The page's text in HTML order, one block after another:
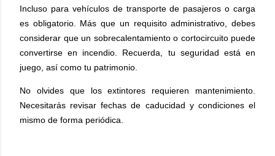
Incluso para vehículos de transporte de pasajeros o carga
es obligatorio. Más que un requisito administrativo, debes
considerar que un sobrecalentamiento o cortocircuito puede
convertirse en incendio. Recuerda, tu seguridad está en
juego, así como tu patrimonio.
No olvides que los extintores requieren mantenimiento.
Necesitarás revisar fechas de caducidad y condiciones el
mismo de forma periódica.